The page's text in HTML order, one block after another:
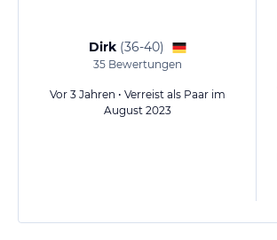
Dirk (36-40)
35 Bewertungen
Vor 3 Jahren • Verreist als Paar im
August 2023